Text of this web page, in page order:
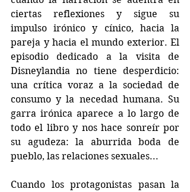
ciertas reflexiones y sigue su
impulso irónico y cínico, hacia la
pareja y hacia el mundo exterior. El
episodio dedicado a la visita de
Disneylandia no tiene desperdicio:
una crítica voraz a la sociedad de
consumo y la necedad humana. Su
garra irónica aparece a lo largo de
todo el libro y nos hace sonreír por
su agudeza: la aburrida boda de
pueblo, las relaciones sexuales...
Cuando los protagonistas pasan la